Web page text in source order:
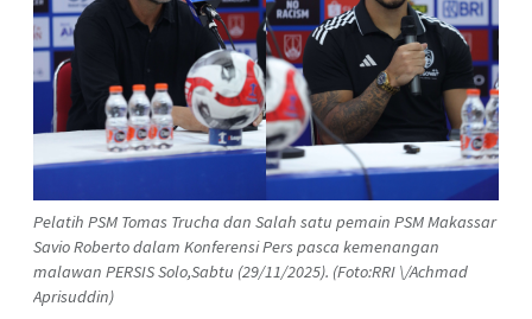
Pelatih PSM Tomas Trucha dan Salah satu pemain PSM Makassar
Savio Roberto dalam Konferensi Pers pasca kemenangan
malawan PERSIS Solo,Sabtu (29/11/2025). (Foto:RRI \/Achmad
Aprisuddin)